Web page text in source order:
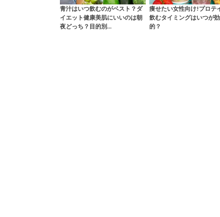
青汁はいつ飲むのがベスト？ダ
イエット健康美肌にいいのは朝
夜どっち？目的別…
痩せたい女性向け!プロテ
飲むタイミングはいつが
的？